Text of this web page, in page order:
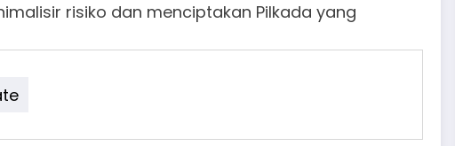
risiko dan menciptakan Pilkada yang